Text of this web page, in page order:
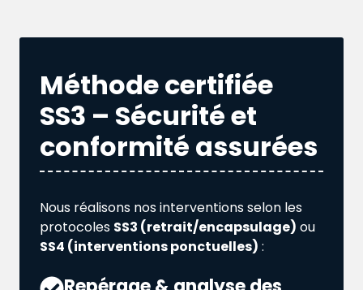
Méthode certifiée
SS3 – Sécurité et
conformité assurées
Nous réalisons nos interventions selon les
protocoles SS3 (retrait/encapsulage) ou
SS4 (interventions ponctuelles) :